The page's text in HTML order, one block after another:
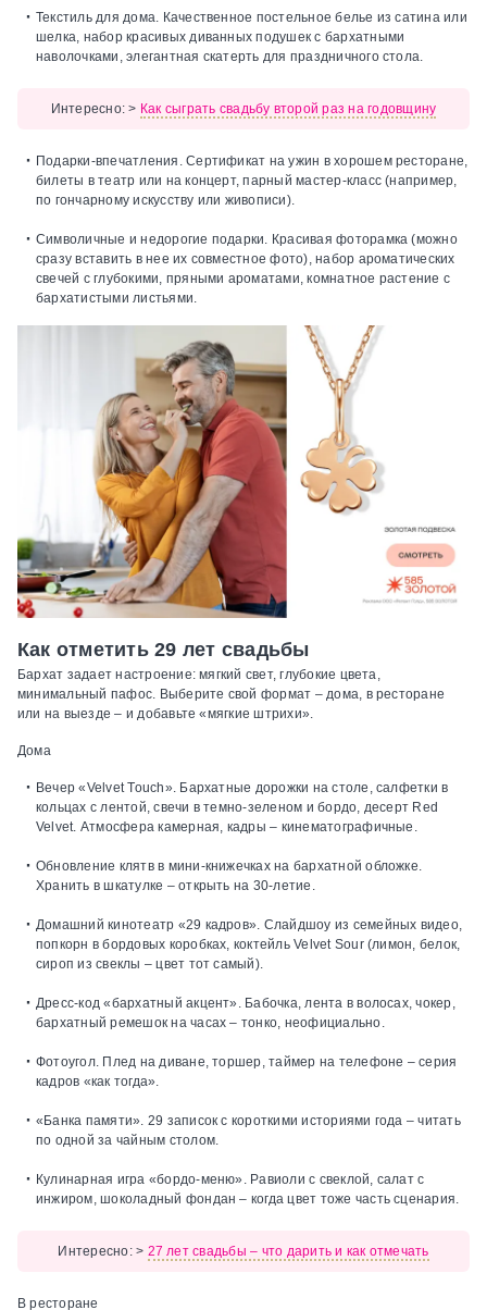
Текстиль для дома. Качественное постельное белье из сатина или
шелка, набор красивых диванных подушек с бархатными
наволочками, элегантная скатерть для праздничного стола.
Интересно: > Как сыграть свадьбу второй раз на годовщину
Подарки-впечатления.Сертификат на ужин в хорошем ресторане,
билеты в театр или на концерт, парный мастер-класс (например,
по гончарному искусству или живописи).
Символичные и недорогие подарки. Красивая фоторамка (можно
сразу вставить в нее их совместное фото), набор ароматических
свечей с глубокими, пряными ароматами, комнатное растение с
бархатистыми листьями.
Как отметить 29 лет свадьбы
Бархат задает настроение: мягкий свет, глубокие цвета,
минимальный пафос. Выберите свой формат – дома, в ресторане
или на выезде – и добавьте «мягкие штрихи».
Дома
Вечер «Velvet Touch». Бархатные дорожки на столе, салфетки в
кольцах с лентой, свечи в темно‑зеленом и бордо, десерт Red
Velvet. Атмосфера камерная, кадры – кинематографичные.
Обновление клятв в мини‑книжечках на бархатной обложке.
Хранить в шкатулке – открыть на 30‑летие.
Домашний кинотеатр «29 кадров». Слайдшоу из семейных видео,
попкорн в бордовых коробках, коктейль Velvet Sour (лимон, белок,
сироп из свеклы – цвет тот самый).
Дресс‑код «бархатный акцент».Бабочка, лента в волосах, чокер,
бархатный ремешок на часах – тонко, неофициально.
Фотоугол. Плед на диване, торшер, таймер на телефоне – серия
кадров «как тогда».
«Банка памяти». 29 записок с короткими историями года – читать
по одной за чайным столом.
Кулинарная игра «бордо‑меню».Равиоли с свеклой, салат с
инжиром, шоколадный фондан – когда цвет тоже часть сценария.
Интересно:> 27 лет свадьбы – что дарить и как отмечать
В ресторане